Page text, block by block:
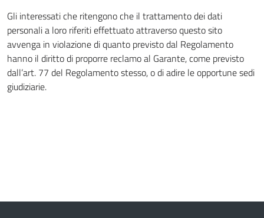
Gli interessati che ritengono che il trattamento dei dati
personali a loro riferiti effettuato attraverso questo sito
avvenga in violazione di quanto previsto dal Regolamento
hanno il diritto di proporre reclamo al Garante, come previsto
dall’art. 77 del Regolamento stesso, o di adire le opportune sedi
giudiziarie.